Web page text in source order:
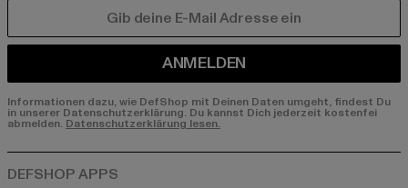
ANMELDEN
Informationen dazu, wie DefShop mit Deinen Daten umgeht, findest Du
in unserer Datenschutzerklärung. Du kannst Dich jederzeit kostenfei
abmelden. Datenschutzerklärung lesen.